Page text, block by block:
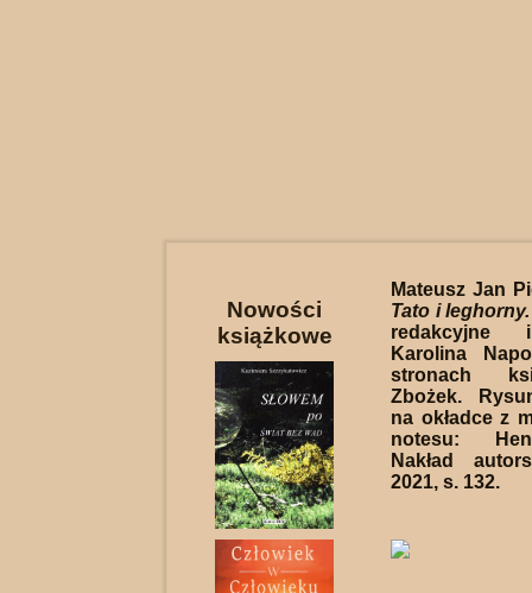
Nowości
książkowe
Mateusz Jan
Tato i leghorny.
redakcyjne
Karolina
stronach
Zbożek.
na okładce z
notesu:
Nakład
2021, s. 132.